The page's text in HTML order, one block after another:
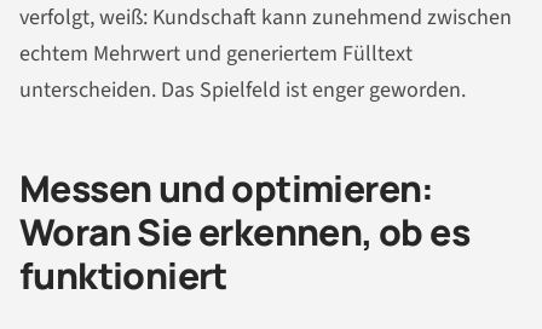
verfolgt, weiß: Kundschaft kann zunehmend zwischen
echtem Mehrwert und generiertem Fülltext
unterscheiden. Das Spielfeld ist enger geworden.
Messen und optimieren:
Woran Sie erkennen, ob es
funktioniert